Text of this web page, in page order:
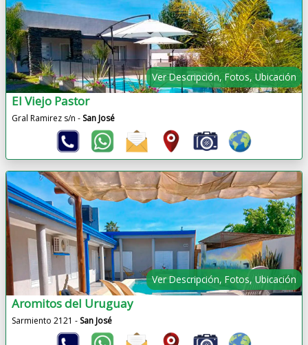
Ver Descripción, Fotos, Ubicación
El Viejo Pastor
Gral Ramirez s/n - San José
Ver Descripción, Fotos, Ubicación
Aromitos del Uruguay
Sarmiento 2121 - San José